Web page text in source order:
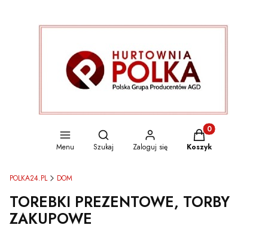
Menu
Otwórz wyszukiwarkę
Szukaj Zaloguj się
Produkty w
Koszyk
POLKA24.PL DOM
TOREBKI PREZENTOWE, TORBY
ZAKUPOWE